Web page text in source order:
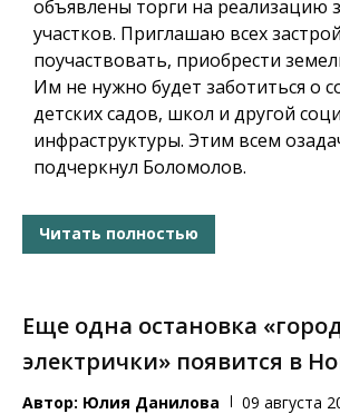
объявлены торги на реализацию
участков. Приглашаю всех
поучаствовать, приобрести
Им не нужно будет заботиться о
детских садов, школ и другой
инфраструктуры. Этим всем
подчеркнул Боломолов.
Читать полностью
Еще одна остановка
электрички» появится в
Автор: Юлия Данилова 09 августа